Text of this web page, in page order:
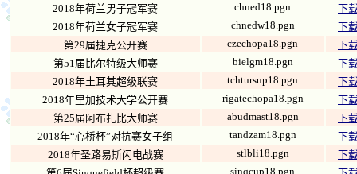
2018年荷兰男子冠军赛
chned18.pgn
下
2018年荷兰女子冠军赛
chnedw18.pgn
下
第29届捷克公开赛
czechopa18.pgn
下
第51届比尔特级大师赛
bielgm18.pgn
下
2018年土耳其超级联赛
tchtursup18.pgn
下
2018年里加技术大学公开赛
rigatechopa18.pgn
下
第25届阿布扎比大师赛
abudmast18.pgn
下
2018年“心桥杯”对抗赛女子组
tandzam18.pgn
下
2018年圣路易斯闪电战赛
stlbli18.pgn
下
sinqcup18.pgn